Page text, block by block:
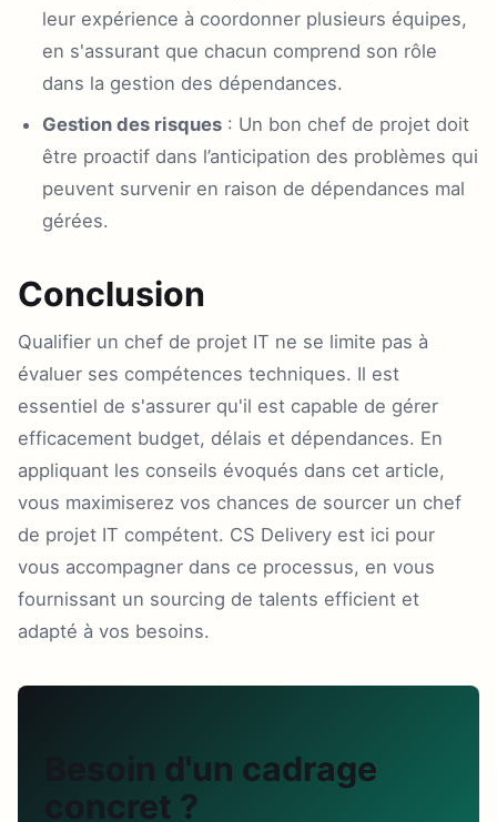
leur expérience à coordonner plusieurs équipes,
en s'assurant que chacun comprend son rôle
dans la gestion des dépendances.
Gestion des risques : Un bon chef de projet doit
être proactif dans l’anticipation des problèmes qui
peuvent survenir en raison de dépendances mal
gérées.
Conclusion
Qualifier un chef de projet IT ne se limite pas à
évaluer ses compétences techniques. Il est
essentiel de s'assurer qu'il est capable de gérer
efficacement budget, délais et dépendances. En
appliquant les conseils évoqués dans cet article,
vous maximiserez vos chances de sourcer un chef
de projet IT compétent. CS Delivery est ici pour
vous accompagner dans ce processus, en vous
fournissant un sourcing de talents efficient et
adapté à vos besoins.
Besoin d'un cadrage
concret ?